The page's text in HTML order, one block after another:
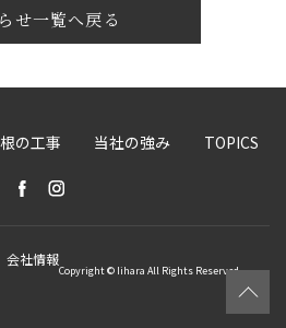
せ一覧へ戻る
の工事 当社の強み TOPICS
会社情報
Copyright © Iihara All Rights Reserved.